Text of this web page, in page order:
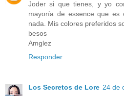
Joder si que tienes, y yo
mayoría de essence que
nada. Mis colores preferidos
besos
Amglez
Responder
Los Secretos de Lore 24 de